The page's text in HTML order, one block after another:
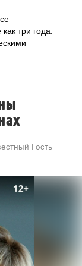
три года.
Гость